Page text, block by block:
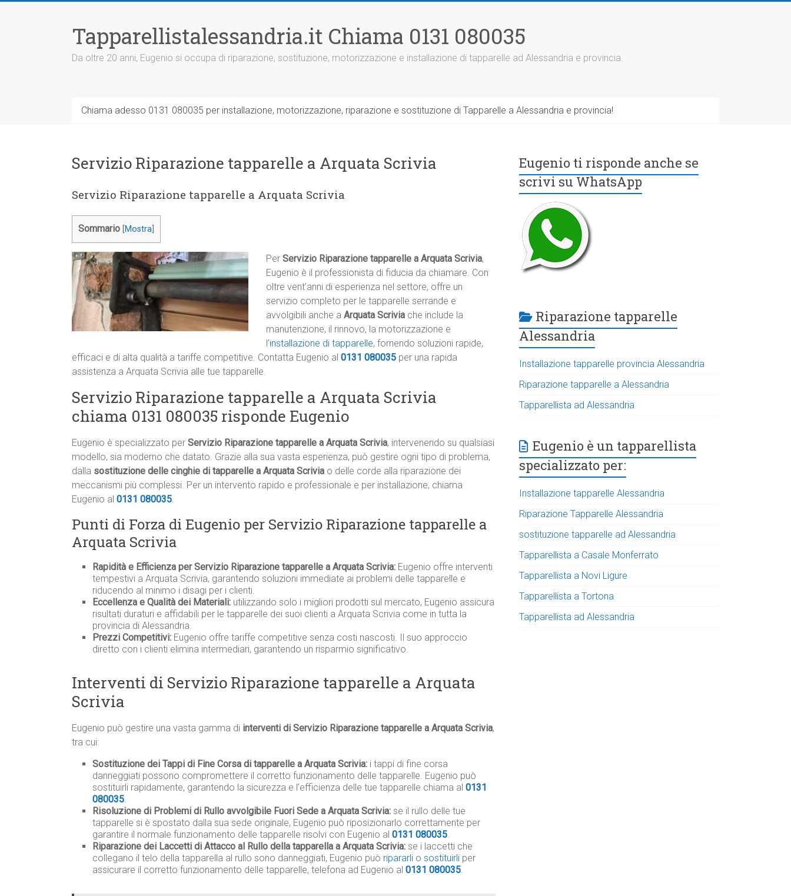
Tapparellistalessandria.it Chiama 0131 080035
Da oltre 20 anni, Eugenio si occupa di riparazione, sostituzione, motorizzazione e installazione di tapparelle ad Alessandria e provincia.
Chiama adesso 0131 080035 per installazione, motorizzazione, riparazione e sostituzione di Tapparelle a Alessandria e provincia!
Servizio Riparazione tapparelle a Arquata Scrivia
Servizio Riparazione tapparelle a Arquata Scrivia
Sommario Mostra
Per Servizio Riparazione tapparelle a Arquata Scrivia,
Eugenio è il professionista di fiducia da chiamare. Con
oltre vent’anni di esperienza nel settore, offre un
servizio completo per le tapparelle serrande e
avvolgibili anche a Arquata Scrivia che include la
manutenzione, il rinnovo, la motorizzazione e
l’installazione di tapparelle, fornendo soluzioni rapide,
efficaci e di alta qualità a tariffe competitive. Contatta Eugenio al 0131 080035 per una rapida
assistenza a Arquata Scrivia alle tue tapparelle.
Servizio Riparazione tapparelle a Arquata Scrivia
chiama 0131 080035 risponde Eugenio
Eugenio è specializzato per Servizio Riparazione tapparelle a Arquata Scrivia, intervenendo su qualsiasi
modello, sia moderno che datato. Grazie alla sua vasta esperienza, può gestire ogni tipo di problema,
dalla sostituzione delle cinghie di tapparelle a Arquata Scrivia o delle corde alla riparazione dei
meccanismi più complessi. Per un intervento rapido e professionale e per installazione, chiama
Eugenio al 0131 080035.
Punti di Forza di Eugenio per Servizio Riparazione tapparelle a
Arquata Scrivia
Rapidità e Efficienza per Servizio Riparazione tapparelle a Arquata Scrivia: Eugenio offre interventi
tempestivi a Arquata Scrivia, garantendo soluzioni immediate ai problemi delle tapparelle e
riducendo al minimo i disagi per i clienti.
Eccellenza e Qualità dei Materiali: utilizzando solo i migliori prodotti sul mercato, Eugenio assicura
risultati duraturi e affidabili per le tapparelle dei suoi clienti a Arquata Scrivia come in tutta la
provincia di Alessandria.
Prezzi Competitivi: Eugenio offre tariffe competitive senza costi nascosti. Il suo approccio
diretto con i clienti elimina intermediari, garantendo un risparmio significativo.
Interventi di Servizio Riparazione tapparelle a Arquata
Scrivia
Eugenio può gestire una vasta gamma di interventi di Servizio Riparazione tapparelle a Arquata Scrivia,
tra cui:
Sostituzione dei Tappi di Fine Corsa di tapparelle a Arquata Scrivia: i tappi di fine corsa
danneggiati possono compromettere il corretto funzionamento delle tapparelle. Eugenio può
sostituirli rapidamente, garantendo la sicurezza e l’efficienza delle tue tapparelle chiama al 0131
080035.
Risoluzione di Problemi di Rullo avvolgibile Fuori Sede a Arquata Scrivia: se il rullo delle tue
tapparelle si è spostato dalla sua sede originale, Eugenio può riposizionarlo correttamente per
garantire il normale funzionamento delle tapparelle risolvi con Eugenio al 0131 080035.
Riparazione dei Laccetti di Attacco al Rullo della tapparella a Arquata Scrivia: se i laccetti che
collegano il telo della tapparella al rullo sono danneggiati, Eugenio può ripararli o sostituirli per
assicurare il corretto funzionamento delle tapparelle, telefona ad Eugenio al 0131 080035.
Eugenio ti risponde anche se
scrivi su WhatsApp
Riparazione tapparelle
Alessandria
Installazione tapparelle provincia Alessandria
Riparazione tapparelle a Alessandria
Tapparellista ad Alessandria
Eugenio è un tapparellista
specializzato per:
Installazione tapparelle Alessandria
Riparazione Tapparelle Alessandria
sostituzione tapparelle ad Alessandria
Tapparellista a Casale Monferrato
Tapparellista a Novi Ligure
Tapparellista a Tortona
Tapparellista ad Alessandria